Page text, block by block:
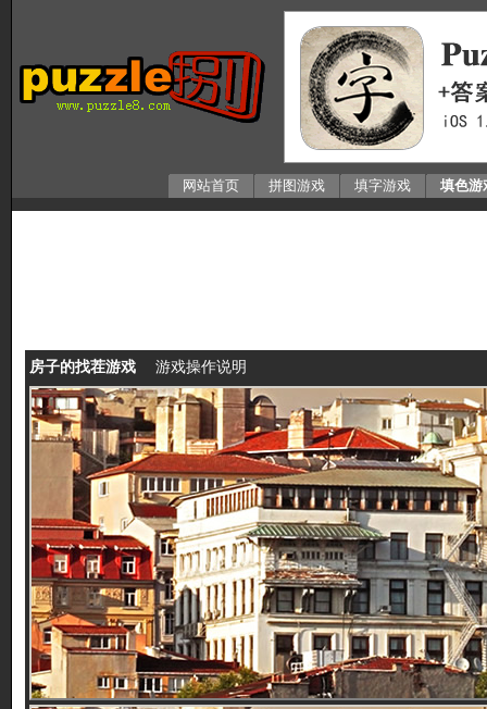
网站首页 拼图游戏 填字游戏 填色游
房子的找茬游戏 游戏操作说明